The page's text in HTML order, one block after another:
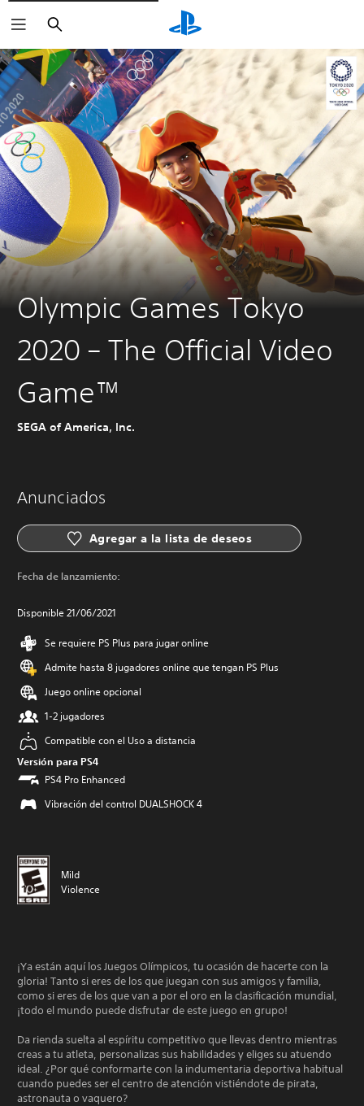
Buscar
Olympic Games Tokyo
2020 – The Official Video
Game™
SEGA of America, Inc.
Anunciados
Agregar a la lista de deseos
Fecha de lanzamiento:
Disponible 21/06/2021
Se requiere PS Plus para jugar online
Admite hasta 8 jugadores online que tengan PS Plus
Juego online opcional
1-2 jugadores
Compatible con el Uso a distancia
Versión para PS4
PS4 Pro Enhanced
Vibración del control DUALSHOCK 4
Mild
Violence
¡Ya están aquí los Juegos Olímpicos, tu ocasión de hacerte con la
gloria! Tanto si eres de los que juegan con sus amigos y familia,
como si eres de los que van a por el oro en la clasificación mundial,
¡todo el mundo puede disfrutar de este juego en grupo!
Da rienda suelta al espíritu competitivo que llevas dentro mientras
creas a tu atleta, personalizas sus habilidades y eliges su atuendo
ideal. ¿Por qué conformarte con la indumentaria deportiva habitual
cuando puedes ser el centro de atención vistiéndote de pirata,
astronauta o vaquero?